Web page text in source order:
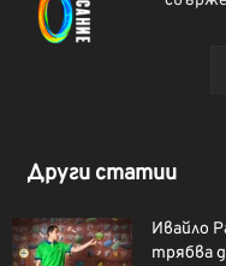
Други статии
Ивайло
трябва